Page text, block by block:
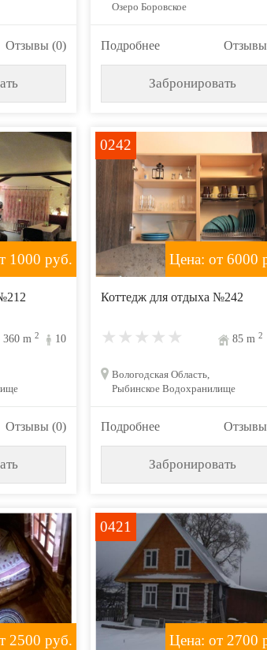
Отзывы (0)
Озеро Боровское
Подробнее
Забронировать
1000 руб.
360 m2 10
Отзывы (0)
0242
Цена: от 6000
Коттедж для отдыха №242
85m 2
Вологодская Область,
Рыбинское Водохранилище
Подробнее
Забронировать
2500 руб.
0421
Цена: от 2700